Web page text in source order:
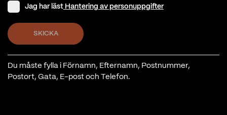
Jag har läst Hantering av personuppgifter
SKICKA
Du måste fylla i Förnamn, Efternamn, Postnummer,
Postort, Gata, E-post och Telefon.